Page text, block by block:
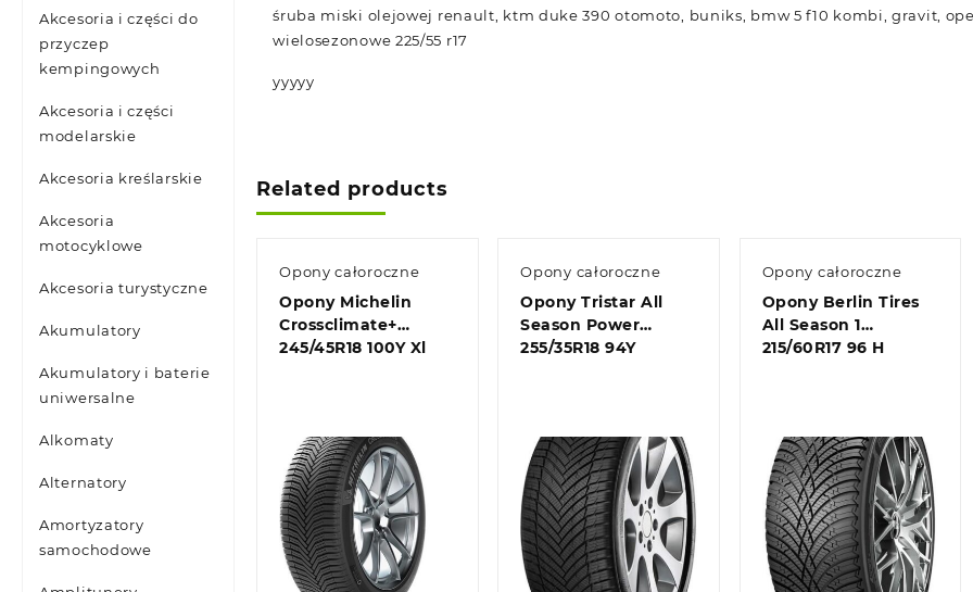
Akcesoria i części do
przyczep
kempingowych
Akcesoria i części
modelarskie
Akcesoria kreślarskie
Akcesoria
motocyklowe
Akcesoria turystyczne
Akumulatory
Akumulatory i baterie
uniwersalne
Alkomaty
Alternatory
Amortyzatory
samochodowe
śruba miski olejowej renault, ktm duke 390 otomoto, buniks, bmw 5 f10 kombi, gravit,
wielosezonowe 225/55 r17
yyyyy
Related products
Opony całoroczne
Opony Michelin
Crossclimate+
245/45R18 100Y Xl
Quick view
Opony całoroczne
Opony Tristar All
Season Power
255/35R18 94Y
Quick view
Opony całoroczne
Opony Berlin Tires
All Season 1
215/60R17 96 H
Quick view